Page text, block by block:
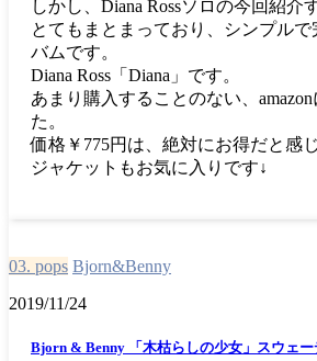
しかし、Diana Rossソロの今回紹介
とてもまとまっており、シンプル
バムです。
Diana Ross「Diana」です。
あまり購入することのない、
た。
価格￥775円は、絶対にお得だと感じ
ジャケットもお気に入りです↓
03. pops Bjorn&Benny
2019/11/24
Bjorn & Benny 「木枯らしの少女」スウェー